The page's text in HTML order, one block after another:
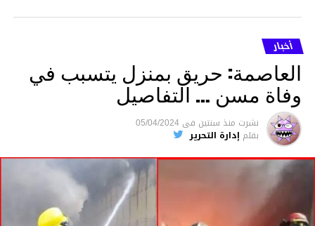
والقبض عليه وإحالته على التحقيق في خصوص
ما نُسبه إليه.
متابعة
قسم الاخبار
أخبار
العاصمة: حريق بمنزل يتسبب في
وفاة مسن … التفاصيل
نشرت منذ سنتين فى 05/04/2024
بقلم إدارة التحرير